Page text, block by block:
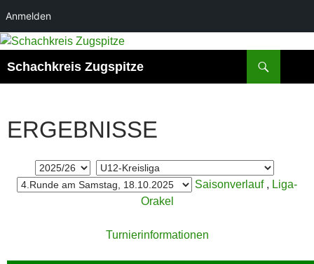
Anmelden
Zum
springen
Schachkreis Zugspitze
ERGEBNISSE
Saisonverlauf, Liga-
Orakel
Turnierinformationen